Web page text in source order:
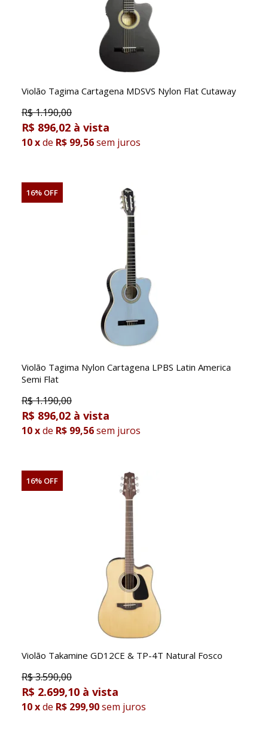
Violão Tagima Cartagena MDSVS Nylon Flat Cutaway
R$1.190,00
R$ 896,02
10xde R$ 99,56sem juros
16% OFF
Violão Tagima Nylon Cartagena LPBS Latin America
Semi Flat
R$1.190,00
R$ 896,02
10xde R$ 99,56sem juros
16% OFF
Violão Takamine GD12CE & TP-4T Natural Fosco
R$3.590,00
R$ 2.699,10
10xde R$ 299,90sem juros